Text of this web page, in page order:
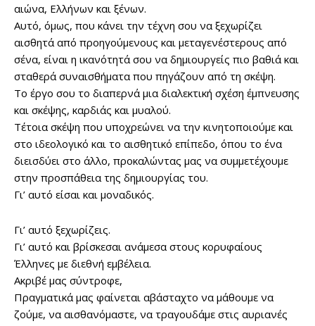
αιώνα, Ελλήνων και ξένων.
Αυτό, όμως, που κάνει την τέχνη σου να ξεχωρίζει
αισθητά από προηγούμενους και μεταγενέστερους από
σένα, είναι η ικανότητά σου να δημιουργείς πιο βαθιά και
σταθερά συναισθήματα που πηγάζουν από τη σκέψη.
Το έργο σου το διαπερνά μια διαλεκτική σχέση έμπνευσης
και σκέψης, καρδιάς και μυαλού.
Τέτοια σκέψη που υποχρεώνει να την κινητοποιούμε και
στο ιδεολογικό και το αισθητικό επίπεδο, όπου το ένα
διεισδύει στο άλλο, προκαλώντας μας να συμμετέχουμε
στην προσπάθεια της δημιουργίας του.
Γι’ αυτό είσαι και μοναδικός.
Γι’ αυτό ξεχωρίζεις.
Γι’ αυτό και βρίσκεσαι ανάμεσα στους κορυφαίους
Έλληνες με διεθνή εμβέλεια.
Ακριβέ μας σύντροφε,
Πραγματικά μας φαίνεται αβάσταχτο να μάθουμε να
ζούμε, να αισθανόμαστε, να τραγουδάμε στις αυριανές